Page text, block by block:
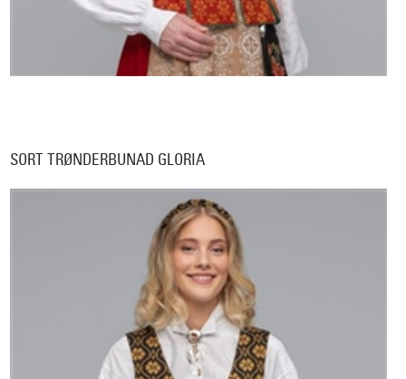
SORT TRØNDERBUNAD GLORIA